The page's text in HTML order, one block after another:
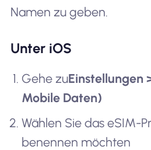
Namen zu geben.
Unter iOS
Gehe zuEinstellungen
Mobile Daten)
Wählen Sie das eSIM-
benennen möchten